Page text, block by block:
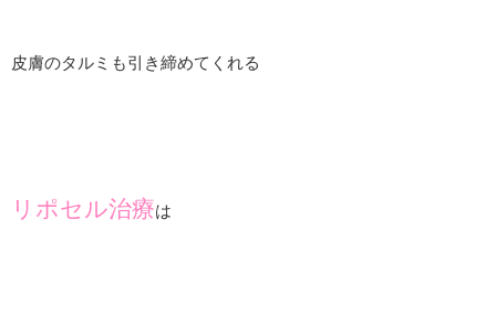
皮膚のタルミも引き締めてくれる
リポセル治療は